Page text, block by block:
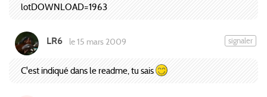
lotDOWNLOAD=1963
LR6 le 15 mars 2009 signaler
C'est indiqué dans le readme, tu sais